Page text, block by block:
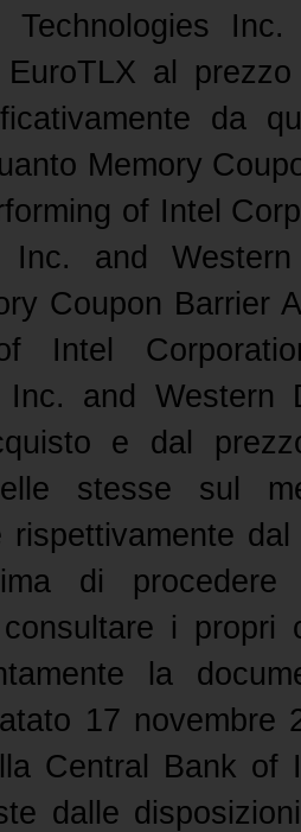
Technologies
EuroTLX al
da
Memory
of Intel
Inc. and
Coupon Barrier
Intel
Inc. and Western
e dal
stesse sul
rispettivamente
di
i
la
17 novembre
Central Bank
dalle